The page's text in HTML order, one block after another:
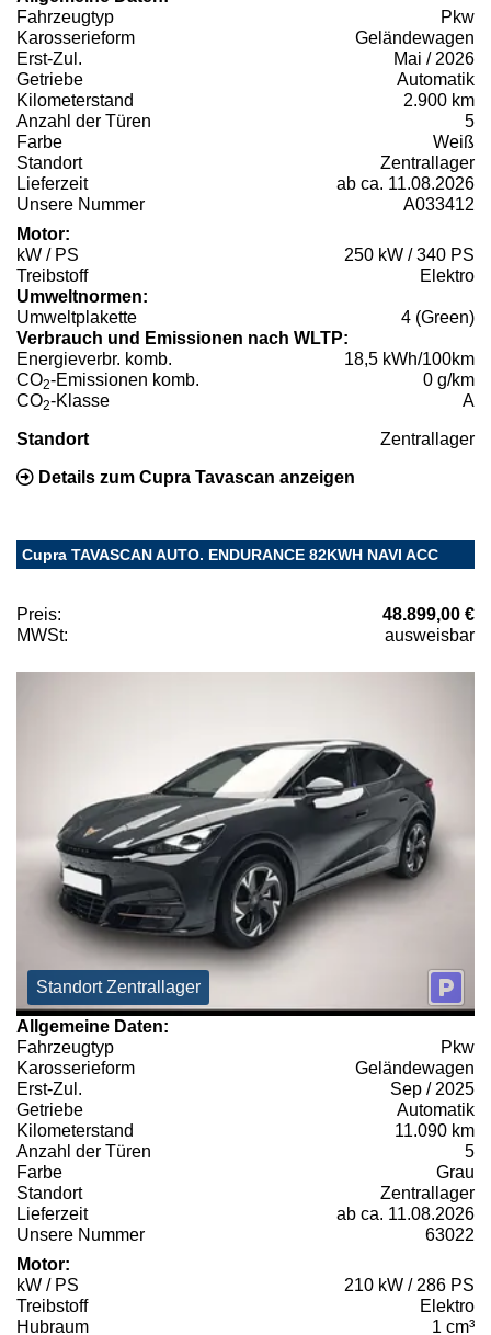
Fahrzeugtyp
Pkw
Karosserieform
Geländewagen
Erst-Zul.
Mai / 2026
Getriebe
Automatik
Kilometerstand
2.900 km
Anzahl der Türen
5
Farbe
Weiß
Standort
Zentrallager
Lieferzeit
ab ca. 11.08.2026
Unsere Nummer
A033412
Motor:
kW / PS
250 kW / 340 PS
Treibstoff
Elektro
Umweltnormen:
Umweltplakette
4 (Green)
Verbrauch und Emissionen nach WLTP:
Energieverbr. komb.
18,5 kWh/100km
CO2-Emissionen komb.
0 g/km
CO2-Klasse A
Standort Zentrallager
Details zum Cupra Tavascan anzeigen
Cupra TAVASCAN AUTO. ENDURANCE 82KWH NAVI ACC
Preis:
48.899,00 €
MWSt:
ausweisbar
Standort Zentrallager
Allgemeine Daten:
Fahrzeugtyp
Pkw
Karosserieform
Geländewagen
Erst-Zul.
Sep / 2025
Getriebe
Automatik
Kilometerstand
11.090 km
Anzahl der Türen
5
Farbe
Grau
Standort
Zentrallager
Lieferzeit
ab ca. 11.08.2026
Unsere Nummer
63022
Motor:
kW / PS
210 kW / 286 PS
Treibstoff
Elektro
Hubraum
1 cm³